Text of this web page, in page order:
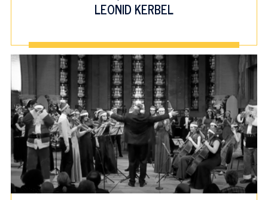
LEONID KERBEL